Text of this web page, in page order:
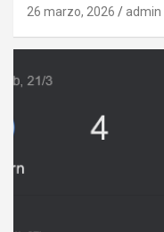
26 marzo, 2026 admin